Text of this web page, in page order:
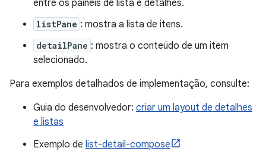
entre os painéis de lista e detalhes.
listPane : mostra a lista de itens.
detailPane : mostra o conteúdo de um item
selecionado.
Para exemplos detalhados de implementação, consulte:
Guia do desenvolvedor: criar um layout de detalhes
e listas
Exemplo de list-detail-compose